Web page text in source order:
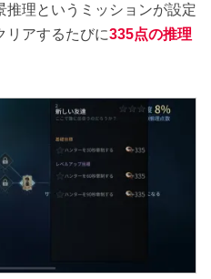
推理というミッションが設定
リアするたびに335点の推理